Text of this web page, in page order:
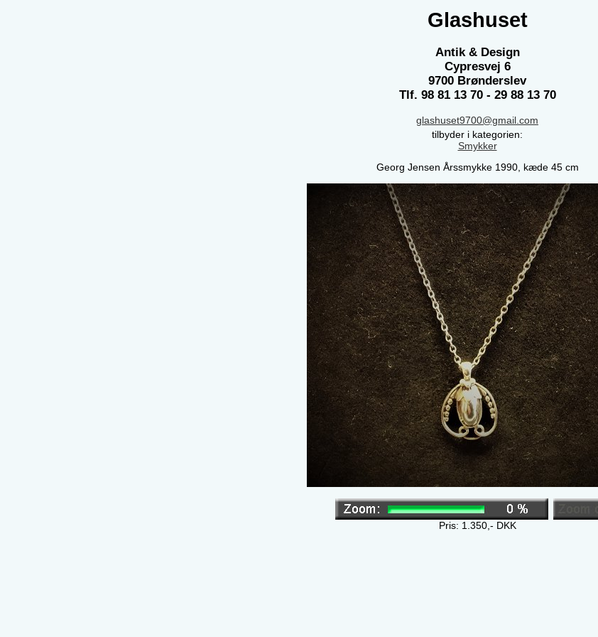
Glashuset
Antik & Design
Cypresvej 6
9700 Brønderslev
Tlf. 98 81 13 70 - 29 88 13 70
glashuset9700@gmail.com
tilbyder i kategorien:
Smykker
Georg Jensen Årssmykke 1990, kæde 45 cm
Pris: 1.350,- DKK